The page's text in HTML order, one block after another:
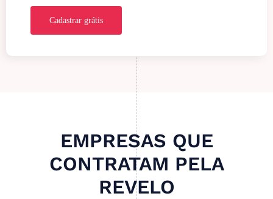
Cadastrar grátis
EMPRESAS QUE
CONTRATAM PELA
REVELO